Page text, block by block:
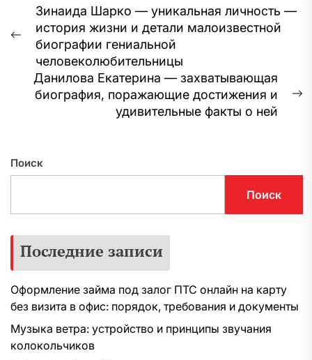
Навигация
по
записям
Предыдущая
запись:
Зинаида Шарко — уникальная личность —
история жизни и детали малоизвестной
биографии гениальной
человеколюбительницы
Данилова Екатерина — захватывающая
биография, поражающие достижения и
удивительные факты о ней
Поиск
Поиск
Последние записи
Оформление займа под залог ПТС онлайн на карту
без визита в офис: порядок, требования и документы
Музыка ветра: устройство и принципы звучания
колокольчиков